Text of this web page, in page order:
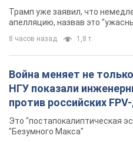
бального зала
долларов
Трамп уже заявил, что
апелляцию, назвав это
8 часов назад 1,8 т.
Война меняет не
НГУ показали
против российских
Фото
Это "постапокалиптическая
"Безумного Макса"